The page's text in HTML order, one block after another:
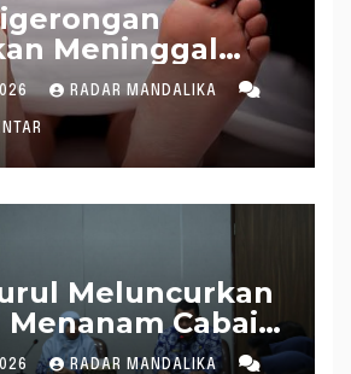
Meninggal
Ikan di
RADAR MANDALIKA
Meluncurkan
Menanam Cabai
RADAR MANDALIKA